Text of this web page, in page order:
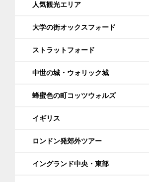
人気観光エリア
大学の街オックスフォード
ストラットフォード
中世の城・ウォリック城
蜂蜜色の町コッツウォルズ
イギリス
ロンドン発郊外ツアー
イングランド中央・東部